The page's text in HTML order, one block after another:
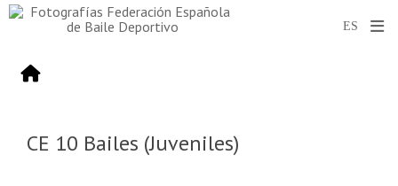
CE 10 Bailes (Juveniles)